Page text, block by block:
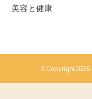
美容と健康
©Copyright2026